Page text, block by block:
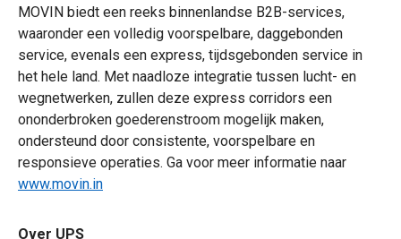
MOVIN biedt een reeks binnenlandse B2B-services,
waaronder een volledig voorspelbare, daggebonden
service, evenals een express, tijdsgebonden service in
het hele land. Met naadloze integratie tussen lucht- en
wegnetwerken, zullen deze express corridors een
ononderbroken goederenstroom mogelijk maken,
ondersteund door consistente, voorspelbare en
responsieve operaties. Ga voor meer informatie naar
www.movin.in
Over UPS